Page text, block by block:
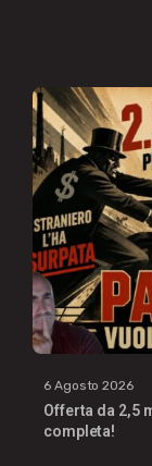
6 Agosto 2026
Offerta da 2,5
completa!